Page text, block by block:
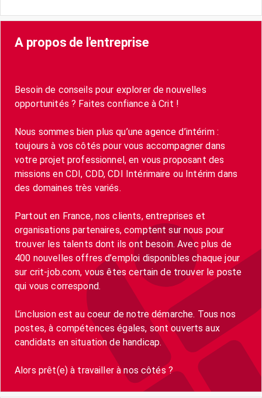
A propos de l'entreprise
Besoin de conseils pour explorer de nouvelles
opportunités ? Faites confiance à Crit !
Nous sommes bien plus qu’une agence d’intérim :
toujours à vos côtés pour vous accompagner dans
votre projet professionnel, en vous proposant des
missions en CDI, CDD, CDI Intérimaire ou Intérim dans
des domaines très variés.
Partout en France, nos clients, entreprises et
organisations partenaires, comptent sur nous pour
trouver les talents dont ils ont besoin. Avec plus de
400 nouvelles offres d’emploi disponibles chaque jour
sur crit-job.com, vous êtes certain de trouver le poste
qui vous correspond.
L’inclusion est au coeur de notre démarche. Tous nos
postes, à compétences égales, sont ouverts aux
candidats en situation de handicap.
Alors prêt(e) à travailler à nos côtés ?